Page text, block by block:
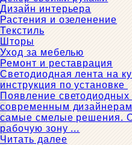
Дизайн интерьера
Растения и озеленение
Текстиль
Шторы
Уход за мебелью
Ремонт и реставрация
Светодиодная лента на
инструкция по установке
Появление светодиодных
современным
самые смелые решения.
рабочую зону ...
Читать далее